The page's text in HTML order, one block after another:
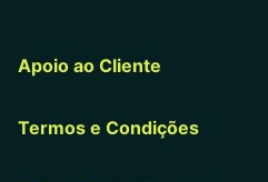
Apoio ao Cliente
Termos e Condições